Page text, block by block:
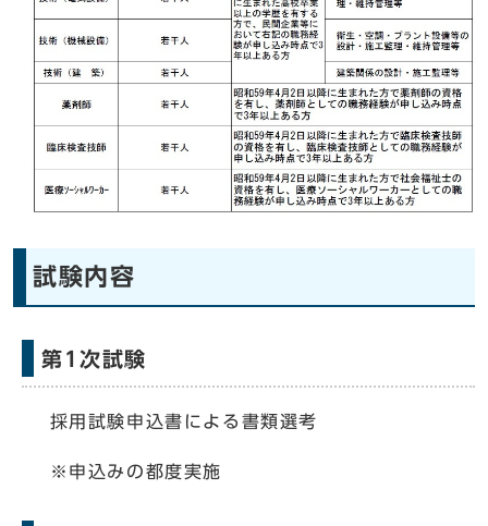
試験内容
第1次試験
採用試験申込書による書類選考
※申込みの都度実施